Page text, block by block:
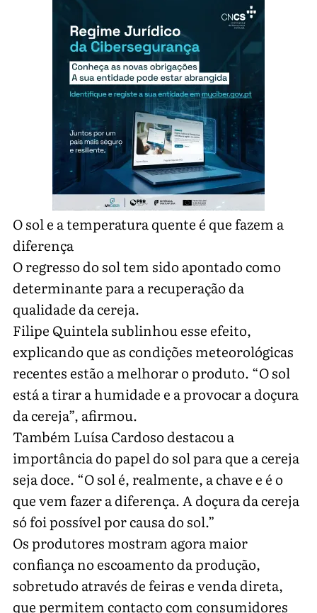
O sol e a temperatura quente é que fazem a
diferença
O regresso do sol tem sido apontado como
determinante para a recuperação da
qualidade da cereja.
Filipe Quintela sublinhou esse efeito,
explicando que as condições meteorológicas
recentes estão a melhorar o produto. “O sol
está a tirar a humidade e a provocar a doçura
da cereja”, afirmou.
Também Luísa Cardoso destacou a
importância do papel do sol para que a cereja
seja doce. “O sol é, realmente, a chave e é o
que vem fazer a diferença. A doçura da cereja
só foi possível por causa do sol.”
Os produtores mostram agora maior
confiança no escoamento da produção,
sobretudo através de feiras e venda direta,
que permitem contacto com consumidores